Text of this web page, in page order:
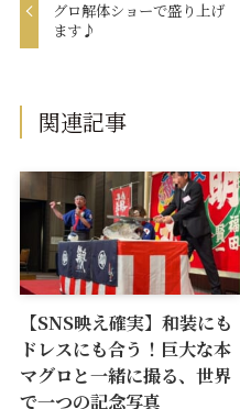
グロ解体ショーで盛り上げ
ます♪
関連記事
【SNS映え確実】和装にも
ドレスにも合う！巨大な本
マグロと一緒に撮る、世界
で一つの記念写真